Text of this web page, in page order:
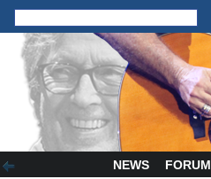
NEWS FORUM